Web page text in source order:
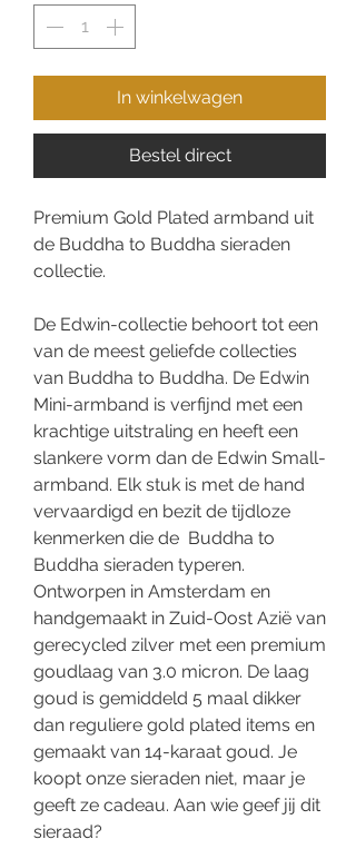
In winkelwagen
Bestel direct
Premium Gold Plated armband uit
de Buddha to Buddha sieraden
collectie.
De Edwin-collectie behoort tot een
van de meest geliefde collecties
van Buddha to Buddha. De Edwin
Mini-armband is verfijnd met een
krachtige uitstraling en heeft een
slankere vorm dan de Edwin Small-
armband. Elk stuk is met de hand
vervaardigd en bezit de tijdloze
kenmerken die de Buddha to
Buddha sieraden typeren.
Ontworpen in Amsterdam en
handgemaakt in Zuid-Oost Azië van
gerecycled zilver met een premium
goudlaag van 3.0 micron. De laag
goud is gemiddeld 5 maal dikker
dan reguliere gold plated items en
gemaakt van 14-karaat goud. Je
koopt onze sieraden niet, maar je
geeft ze cadeau. Aan wie geef jij dit
sieraad?